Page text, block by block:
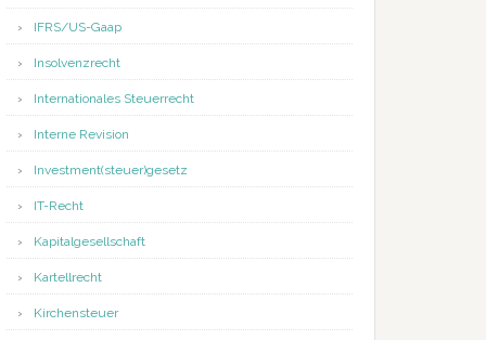
IFRS/US-Gaap
Insolvenzrecht
Internationales Steuerrecht
Interne Revision
Investment(steuer)gesetz
IT-Recht
Kapitalgesellschaft
Kartellrecht
Kirchensteuer